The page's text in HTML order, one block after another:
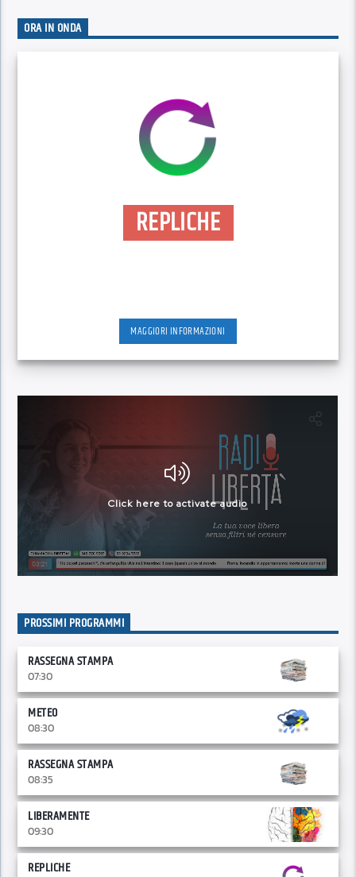
ORA IN ONDA
REPLICHE
MAGGIORI INFORMAZIONI
PROSSIMI PROGRAMMI
RASSEGNA STAMPA
07:30
METEO
08:30
RASSEGNA STAMPA
08:35
LIBERAMENTE
09:30
REPLICHE